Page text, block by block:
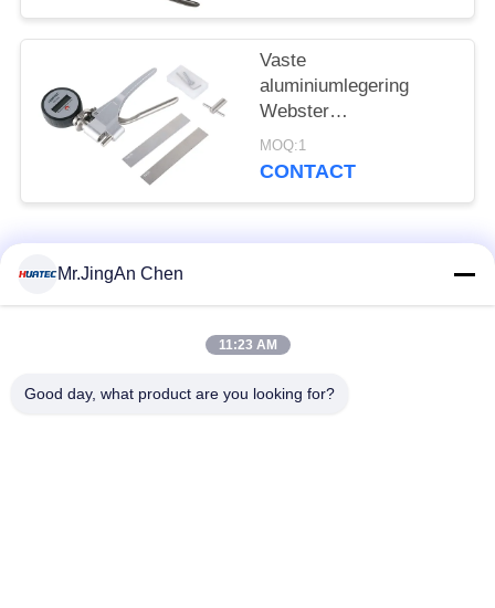
Vaste
aluminiumlegering
Webster
hardheidstester Niet-
destructieve test
MOQ:1
CONTACT
populaire categorieën
Ultrasoon diktemeter
Mr.JingAn Chen
11:23 AM
Good day, what product are you looking for?